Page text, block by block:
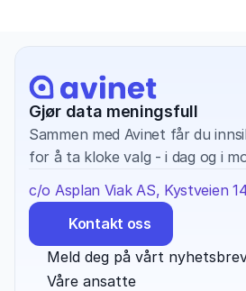
Gjør data meningsfull
Sammen med Avinet får du
for å ta kloke valg - i dag og i
c/o Asplan Viak AS, Kystveien
Kontakt oss
Meld deg på vårt
Våre ansatte